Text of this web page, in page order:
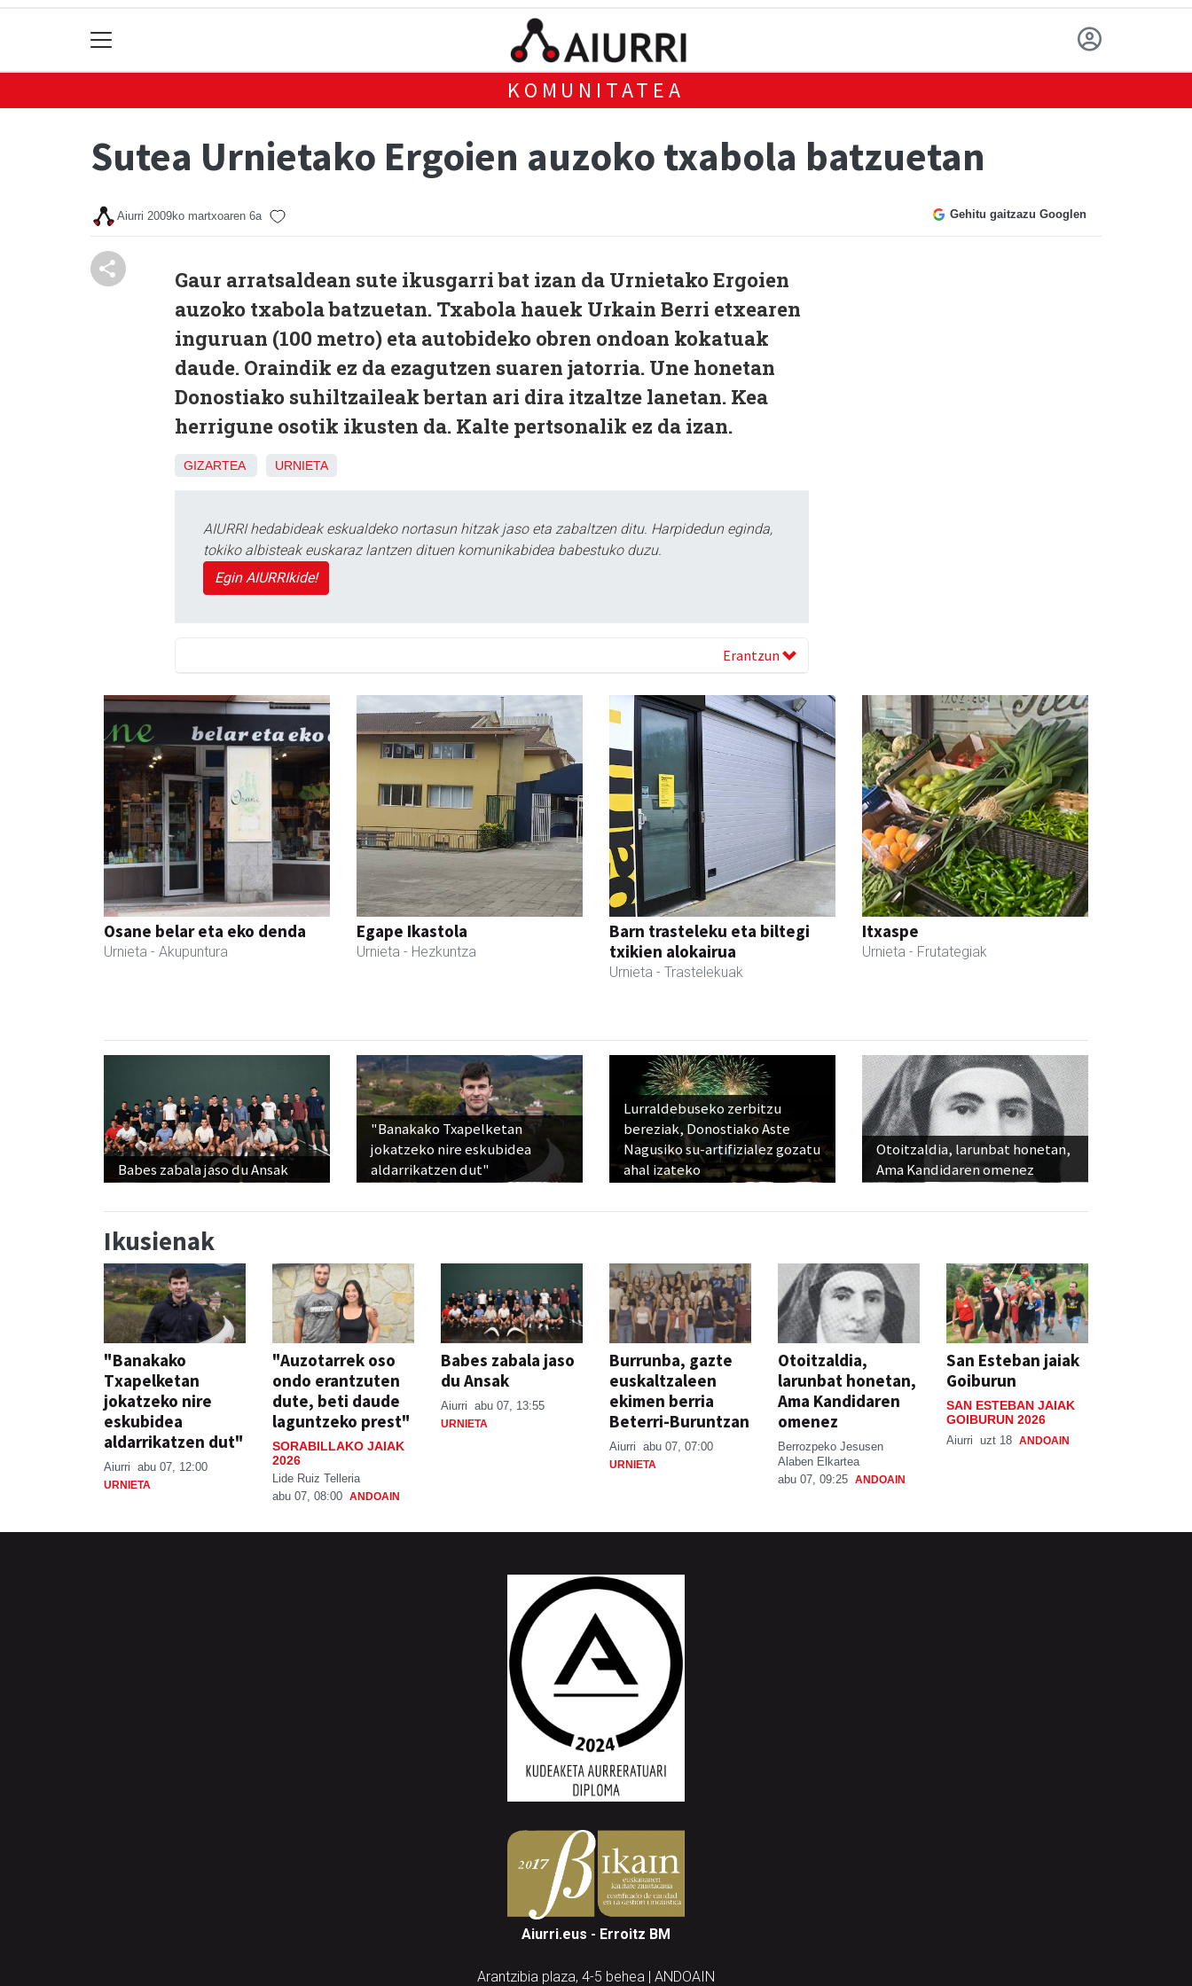
KOMUNITATEA
Sutea Urnietako Ergoien auzoko txabola batzuetan
Aiurri 2009ko martxoaren 6a Gehitu gaitzazu Googlen
Gaur arratsaldean sute ikusgarri bat izan da Urnietako Ergoien
auzoko txabola batzuetan. Txabola hauek Urkain Berri etxearen
inguruan (100 metro) eta autobideko obren ondoan kokatuak
daude. Oraindik ez da ezagutzen suaren jatorria. Une honetan
Donostiako suhiltzaileak bertan ari dira itzaltze lanetan. Kea
herrigune osotik ikusten da. Kalte pertsonalik ez da izan.
GIZARTEA URNIETA
AIURRI hedabideak eskualdeko nortasun hitzak jaso eta zabaltzen ditu. Harpidedun eginda,
tokiko albisteak euskaraz lantzen dituen komunikabidea babestuko duzu.
Egin AIURRIkide!
Erantzun
Osane belar eta eko denda
Urnieta - Akupuntura
Egape Ikastola
Urnieta - Hezkuntza
Barn trasteleku eta biltegi
txikien alokairua
Urnieta - Trastelekuak
Itxaspe
Urnieta - Frutategiak
Babes zabala jaso du Ansak
"Banakako Txapelketan
jokatzeko nire eskubidea
aldarrikatzen dut"
Lurraldebuseko zerbitzu
bereziak, Donostiako Aste
Nagusiko su-artifizialez gozatu
ahal izateko
Otoitzaldia, larunbat honetan,
Ama Kandidaren omenez
Ikusienak
"Banakako
Txapelketan
jokatzeko nire
eskubidea
aldarrikatzen dut"
Aiurri abu 07, 12:00
URNIETA
"Auzotarrek oso
ondo erantzuten
dute, beti daude
laguntzeko prest"
SORABILLAKO JAIAK
2026
Lide Ruiz Telleria
abu 07, 08:00 ANDOAIN
Babes zabala jaso
du Ansak
Aiurri abu 07, 13:55
URNIETA
Burrunba, gazte
euskaltzaleen
ekimen berria
Beterri-Buruntzan
Aiurri abu 07, 07:00
URNIETA
Otoitzaldia,
larunbat honetan,
Ama Kandidaren
omenez
Berrozpeko Jesusen
Alaben Elkartea
abu 07, 09:25 ANDOAIN
San Esteban jaiak
Goiburun
SAN ESTEBAN JAIAK
GOIBURUN 2026
Aiurri uzt 18 ANDOAIN
Aiurri.eus - Erroitz BM
Arantzibia plaza, 4-5 behea | ANDOAIN